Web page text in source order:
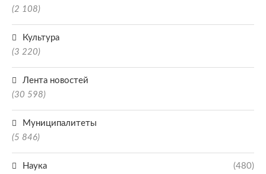
(2 108)
Культура
(3 220)
Лента новостей
(30 598)
Муниципалитеты
(5 846)
Наука (480)